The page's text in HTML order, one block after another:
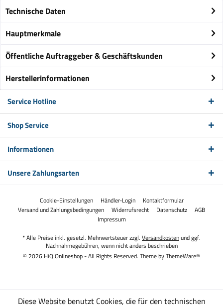
Technische Daten
Hauptmerkmale
Öffentliche Auftraggeber & Geschäftskunden
Herstellerinformationen
Service Hotline
Shop Service
Informationen
Unsere Zahlungsarten
Cookie-Einstellungen Händler-Login
Kontaktformular
Versand und Zahlungsbedingungen
Widerrufsrecht Datenschutz
AGB
Impressum
* Alle Preise inkl. gesetzl. Mehrwertsteuer zzgl. Versandkostenund ggf.
Nachnahmegebühren, wenn nicht anders beschrieben
© 2026 HiQ Onlineshop - All Rights Reserved. Theme byThemeWare®
Diese Website benutzt Cookies, die für den technischen